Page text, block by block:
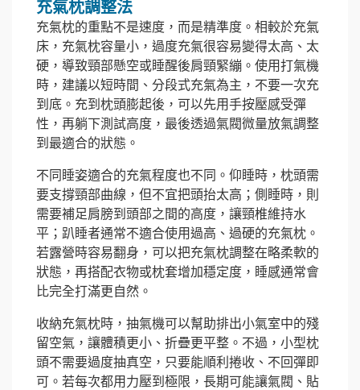
充氣枕調整法
充氣枕的重點不是速度，而是精準度。相較於充氣
床，充氣枕容量小，過度充氣很容易變得太高、太
硬，導致頸部懸空或睡醒後肩頸緊繃。使用打氣機
時，建議以短時間、分段式充氣為主，不要一次充
到底。充到枕頭膨起後，可以先用手按壓感受彈
性，再躺下測試高度，最後透過氣閥微量放氣調整
到最適合的狀態。
不同睡姿適合的充氣程度也不同。仰睡時，枕頭需
要支撐頸部曲線，但不宜把頭抬太高；側睡時，則
需要補足肩膀到頭部之間的高度，讓頸椎維持水
平；趴睡者通常不適合使用過高、過硬的充氣枕。
若露營時容易翻身，可以把充氣枕調整在略柔軟的
狀態，再搭配衣物或枕套增加穩定度，睡感通常會
比完全打滿更自然。
收納充氣枕時，抽氣機可以幫助排出小氣室中的殘
留空氣，讓體積更小、折疊更平整。不過，小型枕
頭不需要過度抽真空，只要能順利捲收、不回彈即
可。若每次都用力壓到極限，長期可能讓氣閥、貼